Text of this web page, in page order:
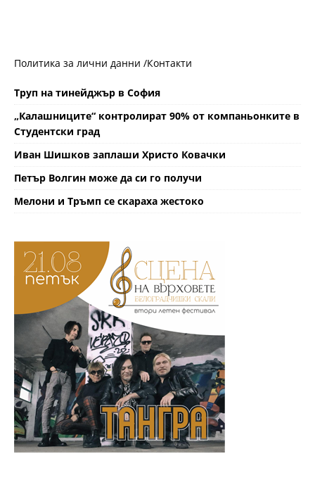
Политика за лични данни /Контакти
Труп на тинейджър в София
„Калашниците“ контролират 90% от компаньонките в
Студентски град
Иван Шишков заплаши Христо Ковачки
Петър Волгин може да си го получи
Мелони и Тръмп се скараха жестоко